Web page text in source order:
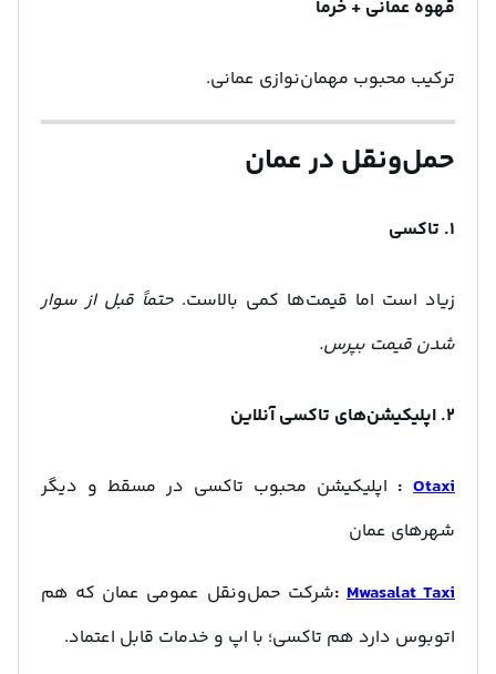
قهوه عمانی + خرما
ترکیب محبوب مهمان‌نوازی عمانی.
حمل‌ونقل در عمان
۱. تاکسی
زیاد است اما قیمت‌ها کمی بالاست. حتماً قبل از سوار
شدن قیمت بپرس.
۲. اپلیکیشن‌های تاکسی آنلاین
Otaxi
: اپلیکیشن محبوب تاکسی در مسقط و دیگر
شهرهای عمان
Mwasalat Taxi
:شرکت حمل‌ونقل عمومی عمان که هم
اتوبوس دارد هم تاکسی؛ با اپ و خدمات قابل اعتماد.